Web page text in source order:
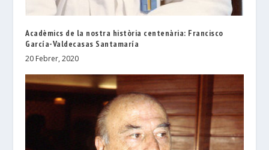
Acadèmics de la nostra història centenària: Francisco
García-Valdecasas Santamaría
20 Febrer, 2020